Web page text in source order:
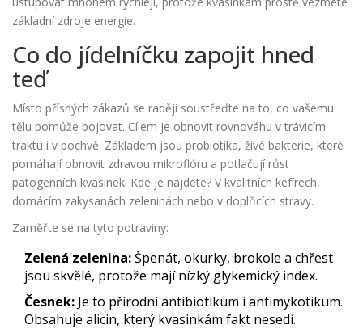
základní zdroje energie.
Co do jídelníčku zapojit hned
teď
Místo přísných zákazů se raději soustřeďte na to, co vašemu
tělu pomůže bojovat. Cílem je obnovit rovnováhu v trávicím
traktu i v pochvě. Základem jsou probiotika, živé bakterie, které
pomáhají obnovit zdravou mikroflóru a potlačují růst
patogenních kvasinek. Kde je najdete? V kvalitních kefírech,
domácím zakysanách zeleninách nebo v doplňcích stravy.
Zaměřte se na tyto potraviny:
Zelená zelenina:Špenát, okurky, brokole a chřest
jsou skvělé, protože mají nízký glykemický index.
Česnek: Je to přírodní antibiotikum i antimykotikum.
Obsahuje alicin, který kvasinkám fakt nesedí.